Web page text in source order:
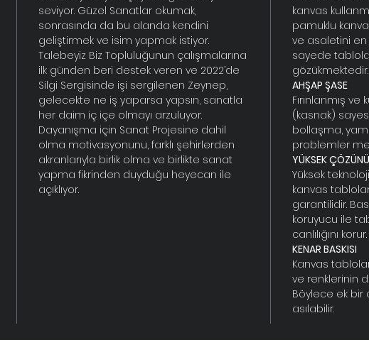
seviyor. Güzel Sanatlar okumak,
sonrasında da bu alanda kendini
geliştirmek ve isim yapmak istiyor.
Talebeyiz Biz Topluluğunun çalışmalarına
ilk günden beri destek veren ve 2022’de
Silgi Sergisinde işi sergilenen Zeynep,
gelecekte ne iş yaparsa yapsın, sanatla
her daim iç içe olmayı arzuluyor.
Dayanışma için Sanat Projesine dahil
olma motivasyonunu, farklı şehirlerden
akranlarıyla birlik olma ve birlikte sanat
yapma fikrinden duyduğu heyecan ile
açıklıyor.
kanvas
pamuklu
ve asaletini en
sayede
gözükmektedir.
AHŞAP ŞASE
Fırınlanmış
(kasnak)
bollaşma,
problemler
YÜKSEK
Yüksek
kanvas
garantilidir.
koruyucu ile
canlılığını korur.
KENAR BASKISI
Kanvas
ve renklerinin
Böylece ek
asılabilir.